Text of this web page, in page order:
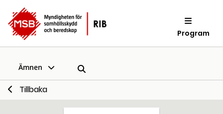
Program
Ämnen
Tillbaka